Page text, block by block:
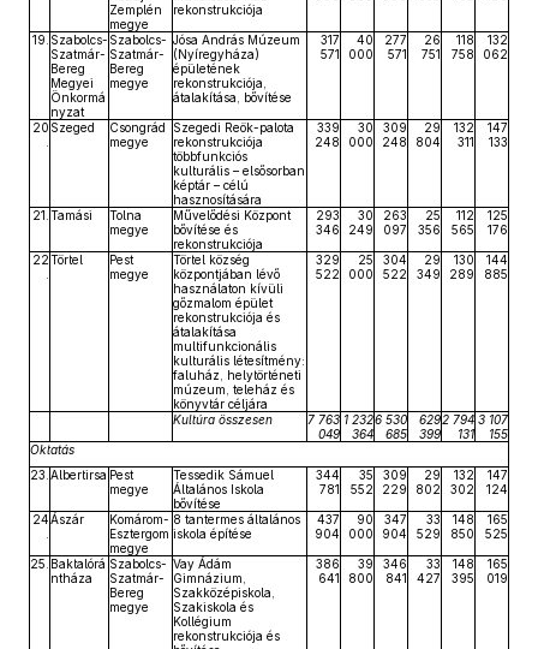
Zemplén
megye
rekonstrukciója
19. Szabolcs-
Szatmár-
Bereg
Megyei
Önkormá
nyzat
Szabolcs-
Szatmár-
Bereg
megye
Jósa András Múzeum
(Nyíregyháza)
épületének
rekonstrukciója,
átalakítása, bővítése
317
571
40
000
277
571
26
751
118
758
132
062
20 Szeged
Csongrád
megye
Szegedi Reök-palota
rekonstrukciója
többfunkciós
kulturális – elsősorban
képtár – célú
hasznosítására
339
248
30
000
309
248
29
804
132
311
147
133
21. Tamási
Tolna
megye
Művelődési Központ
bővítése és
rekonstrukciója
293
346
30
249
263
097
25
356
112
565
125
176
22Törtel
Pest
megye
Törtel község
központjában lévő
használaton kívüli
gőzmalom épület
rekonstrukciója és
átalakítása
multifunkcionális
kulturális létesítmény:
faluház, helytörténeti
múzeum, teleház és
könyvtár céljára
329
522
25
000
304
522
29
349
130
289
144
885
Kultúra összesen
7 763
049
1 232
364
6 530
685
629
399
2 794
131
3 107
155
Oktatás
23. Albertirsa Pest
megye
Tessedik Sámuel
Általános Iskola
bővítése
344
781
35
552
309
229
29
802
132
302
147
124
24Ászár
Komárom-
Esztergom
megye
8 tantermes általános
iskola építése
437
904
90
000
347
904
33
529
148
850
165
525
25. Baktalórá
ntháza
Szabolcs-
Szatmár-
Bereg
megye
Vay Ádám
Gimnázium,
Szakközépiskola,
Szakiskola és
Kollégium
rekonstrukciója és
386
641
39
800
346
841
33
427
148
395
165
019